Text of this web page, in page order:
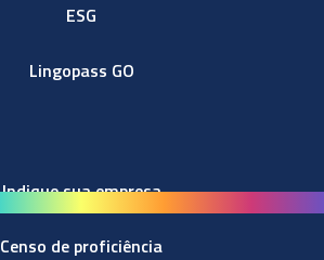
ESG
Lingopass GO
Indique sua empresa
Censo de proficiência